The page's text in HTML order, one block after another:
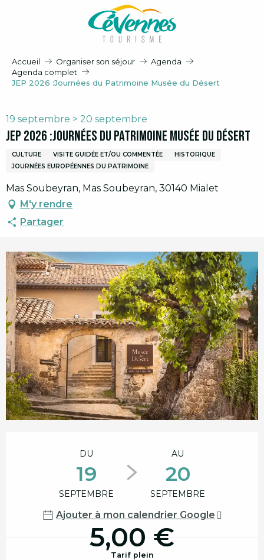
Accueil Organiser son séjour
Agenda
Agenda complet
JEP 2026 :Journées du Patrimoine Musée du Désert
19 septembre > 20 septembre
JEP 2026 :Journées du Patrimoine Musée du Désert
CULTURE VISITE GUIDÉE ET/OU COMMENTÉE
HISTORIQUE
JOURNÉES EUROPÉENNES DU PATRIMOINE
Mas Soubeyran, Mas Soubeyran, 30140 Mialet
M'y rendre
Partager
Ouverture et coordonnées
DU
19
SEPTEMBRE
AU
20
SEPTEMBRE
Ajouter à mon calendrier Google
5,00 €
Tarif plein